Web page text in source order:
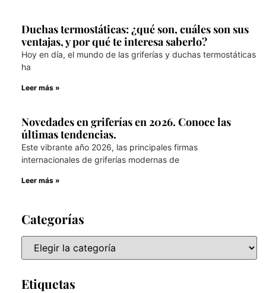
Duchas termostáticas: ¿qué son, cuáles son sus
ventajas, y por qué te interesa saberlo?
Hoy en día, el mundo de las griferías y duchas termostáticas
ha
Leer más »
Novedades en griferías en 2026. Conoce las
últimas tendencias.
Este vibrante año 2026, las principales firmas
internacionales de griferías modernas de
Leer más »
Categorías
Etiquetas